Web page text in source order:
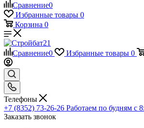
Сравнение0
Избранные товары 0
Корзина 0
Сравнение0 Избранные товары 0
Телефоны
+7 (8352) 73-26-26 Работаем по будням с
Заказать звонок